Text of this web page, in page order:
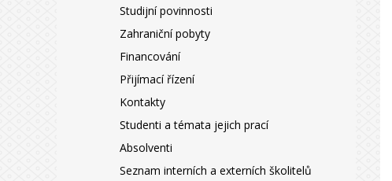
Studijní povinnosti
Zahraniční pobyty
Financování
Přijímací řízení
Kontakty
Studenti a témata jejich prací
Absolventi
Seznam interních a externích školitelů